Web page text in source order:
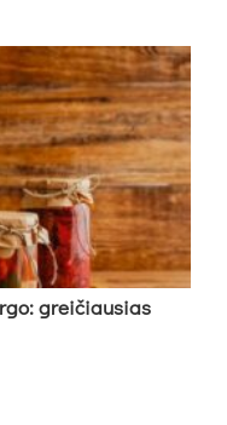
greičiausias